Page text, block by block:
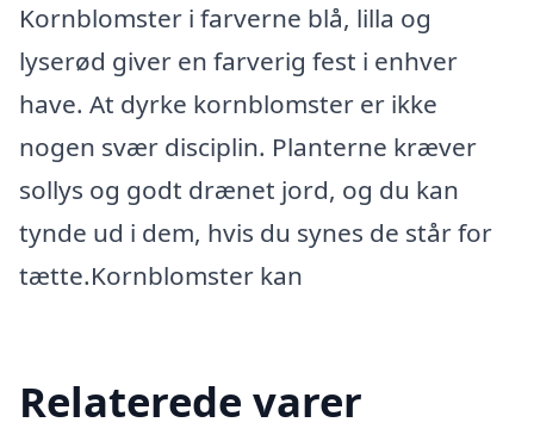
Kornblomster i farverne blå, lilla og
lyserød giver en farverig fest i enhver
have. At dyrke kornblomster er ikke
nogen svær disciplin. Planterne kræver
sollys og godt drænet jord, og du kan
tynde ud i dem, hvis du synes de står for
tætte.Kornblomster kan
Relaterede varer